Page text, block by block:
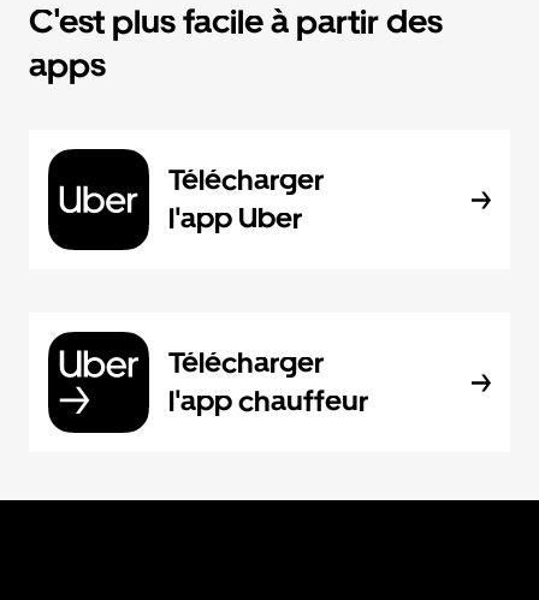
C'est plus facile à partir des
apps
Télécharger
l'app Uber
Télécharger
l'app chauffeur